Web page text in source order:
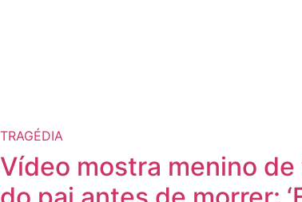
TRAGÉDIA
Vídeo mostra menino